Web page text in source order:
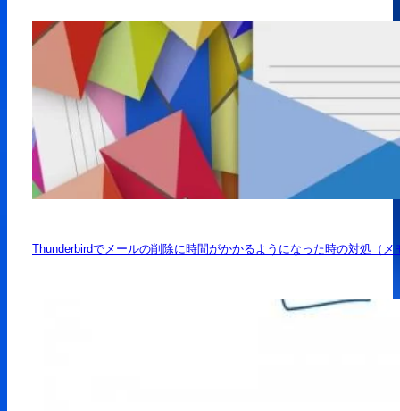
Thunderbirdでメールの削除に時間がかかるようになった時の対処（メ